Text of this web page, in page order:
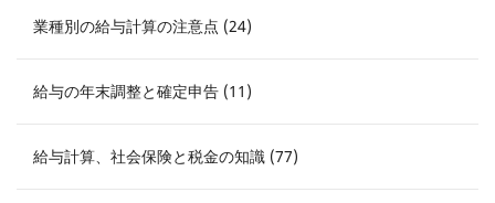
業種別の給与計算の注意点 (24)
給与の年末調整と確定申告 (11)
給与計算、社会保険と税金の知識 (77)